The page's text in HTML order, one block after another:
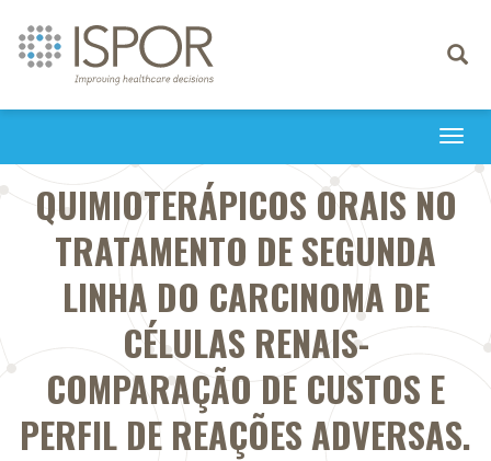
Toggle
QUIMIOTERÁPICOS ORAIS NO
TRATAMENTO DE SEGUNDA
LINHA DO CARCINOMA DE
CÉLULAS RENAIS-
COMPARAÇÃO DE CUSTOS E
PERFIL DE REAÇÕES ADVERSAS.